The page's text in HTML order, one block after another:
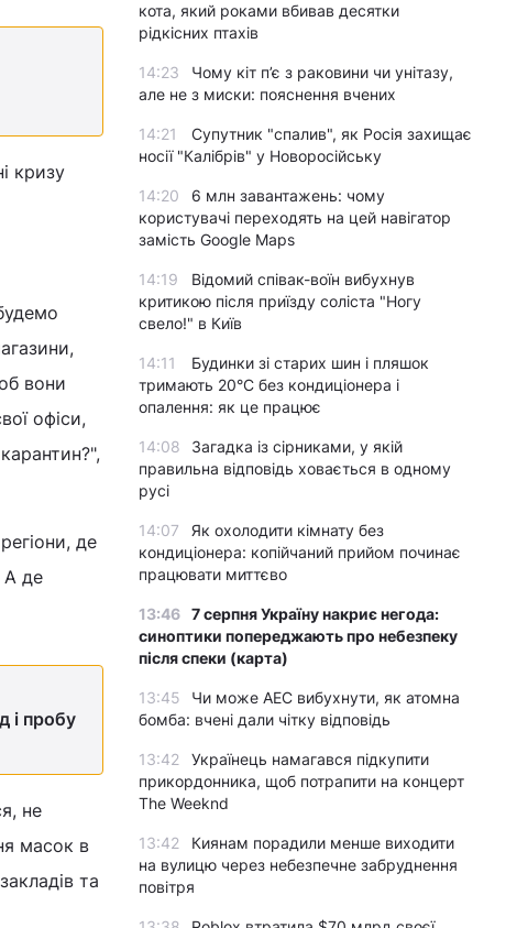
кризу
вони
офіси,
де
А де
і пробу
не
масок в
та
кота, який роками вбивав десятки
рідкісних птахів
14:23
Чому кіт п’є з раковини чи унітазу,
але не з миски: пояснення вчених
14:21
Супутник "спалив", як Росія захищає
носії "Калібрів" у Новоросійську
14:20
6 млн завантажень: чому
користувачі переходять на цей навігатор
замість Google Maps
14:19
Відомий співак-воїн вибухнув
критикою після приїзду соліста "Ногу
свело!" в Київ
14:11
Будинки зі старих шин і пляшок
тримають 20°C без кондиціонера і
опалення: як це працює
14:08
Загадка із сірниками, у якій
правильна відповідь ховається в одному
русі
14:07
Як охолодити кімнату без
кондиціонера: копійчаний прийом починає
працювати миттєво
13:46 7 серпня Україну накриє негода:
синоптики попереджають про небезпеку
після спеки (карта)
13:45
Чи може АЕС вибухнути, як атомна
бомба: вчені дали чітку відповідь
13:42
Українець намагався підкупити
прикордонника, щоб потрапити на концерт
The Weeknd
13:42
Киянам порадили менше виходити
на вулицю через небезпечне забруднення
повітря